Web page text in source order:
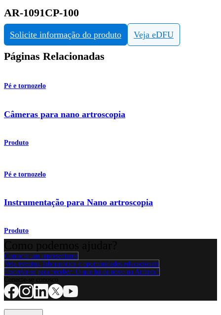
AR-1091CP-100
Solicite informação do produto Veja eDFU
Páginas Relacionadas
Pé e tornozelo
Câmeras para nano artroscopia
Produto
Pé e tornozelo
Instrumentação para Nano artroscopia
Produto
Contacte um representante
Veja eventos, laboratórios e oportunidades educacionais
Inscreva-se para receber: O que há de novo na Arthrex?